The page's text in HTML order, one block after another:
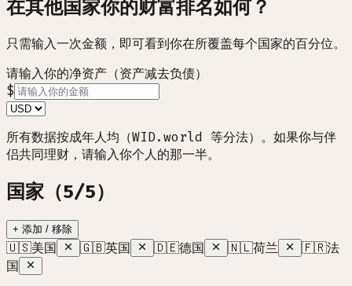
在其他国家你的财富排名如何？
只需输入一次金额，即可看到你在所覆盖每个国家的百分位。
请输入你的净资产（资产减去负债）
$
所有数据按成年人均（WID.world 等分法）。如果你与伴
侣共同理财，请输入你个人的那一半。
国家（5/5）
+ 添加 / 移除
🇺🇸美国 🇬🇧英国 🇩🇪德国 🇳🇱荷兰 🇫🇷法
国